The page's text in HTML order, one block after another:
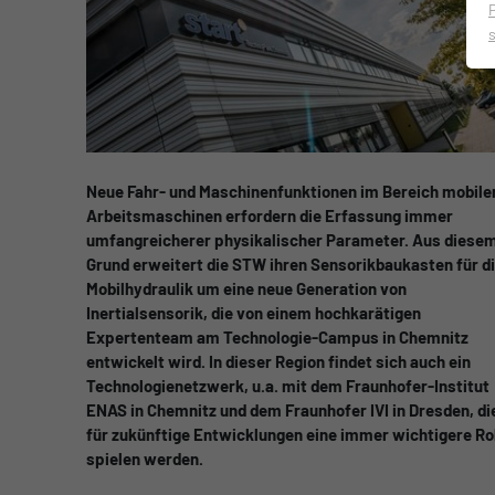
Neue Fahr- und Maschinenfunktionen im Bereich
Arbeitsmaschinen erfordern die Erfassung immer
umfangreicherer physikalischer Parameter. Aus
Grund erweitert die STW ihren Sensorikbaukasten für
Mobilhydraulik um eine neue Generation von
Inertialsensorik, die von einem hochkarätigen
Expertenteam am Technologie-Campus in Chemnitz
entwickelt wird. In dieser Region findet sich auch ein
Technologienetzwerk, u.a. mit dem Fraunhofer-Institut
ENAS in Chemnitz und dem Fraunhofer IVI in Dresden,
für zukünftige Entwicklungen eine immer wichtigere
spielen werden.